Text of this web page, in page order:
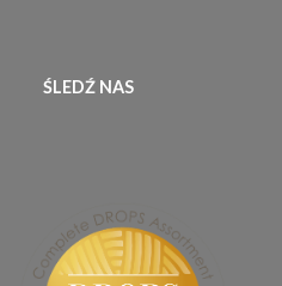
ŚLEDŹ NAS